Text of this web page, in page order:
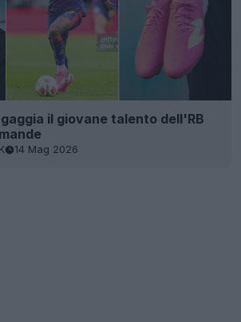
il giovane talento dell'RB
14 Mag 2026